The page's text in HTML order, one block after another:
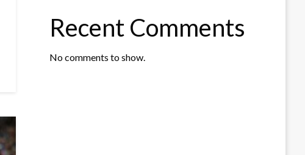
Recent Comments
No comments to show.